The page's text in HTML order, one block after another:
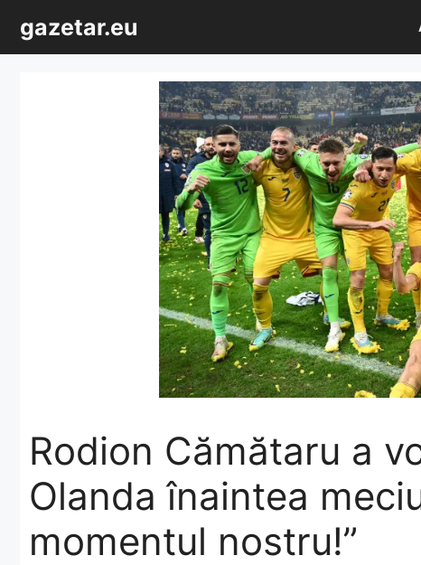
conținut
gazetar.eu
Rodion Cămătaru a
Olanda înaintea
momentul nostru!”